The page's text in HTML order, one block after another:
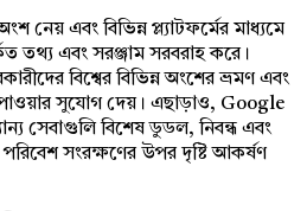
নেয় এবং বিভিন্ন প্ল্যাটফর্মের মাধ্যমে
তথ্য এবং সরঞ্জাম সরবরাহ করে।
বিশ্বের বিভিন্ন অংশের ভ্রমণ এবং
সুযোগ দেয়। এছাড়াও, Google
সেবাগুলি বিশেষ ডুডল, নিবন্ধ এবং
পরিবেশ সংরক্ষণের উপর দৃষ্টি আকর্ষণ